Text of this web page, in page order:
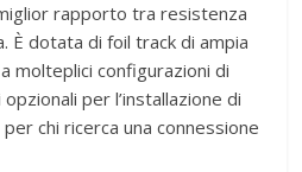
rapporto tra resistenza
. È dotata di foil track di ampia
molteplici configurazioni di
per l’installazione di
chi ricerca una connessione